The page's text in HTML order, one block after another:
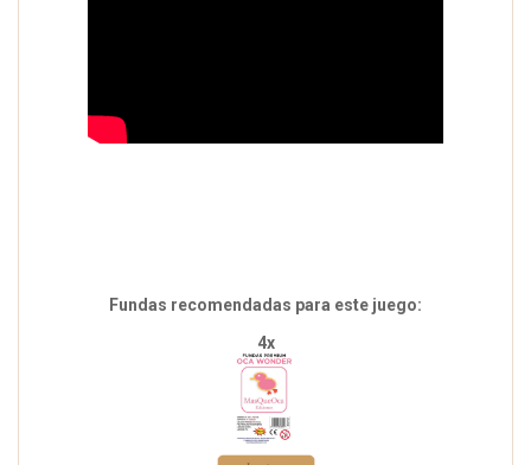
Fundas recomendadas para este juego:
4x